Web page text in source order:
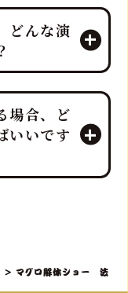
お任せくだ
フ様のお手
トに集中し
ト体制で臨
コンセプ
だけでな
対応させ
どんな演
・音響で
となり、
グロ解体シ
の食体
、会場の話
場合、ど
いいです
、忘年会・
> マグロ解体ショー 法